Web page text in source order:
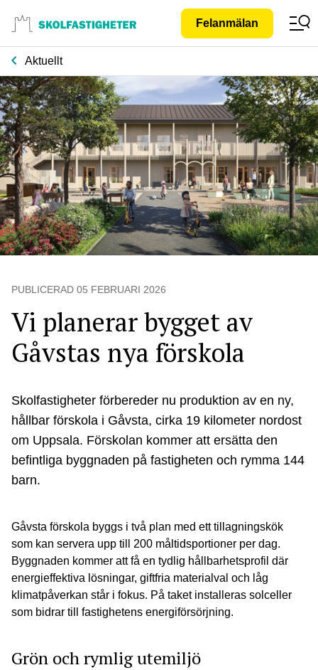
Gå till
innehåll
Felanmälan
Aktuellt
PUBLICERAD 05 FEBRUARI 2026
Vi planerar bygget av
Gåvstas nya förskola
Skolfastigheter förbereder nu produktion av en ny,
hållbar förskola i Gåvsta, cirka 19 kilometer nordost
om Uppsala. Förskolan kommer att ersätta den
befintliga byggnaden på fastigheten och rymma 144
barn.
Gåvsta förskola byggs i två plan med ett tillagningskök
som kan servera upp till 200 måltidsportioner per dag.
Byggnaden kommer att få en tydlig hållbarhetsprofil där
energieffektiva lösningar, giftfria materialval och låg
klimatpåverkan står i fokus. På taket installeras solceller
som bidrar till fastighetens energiförsörjning.
Grön och rymlig utemiljö